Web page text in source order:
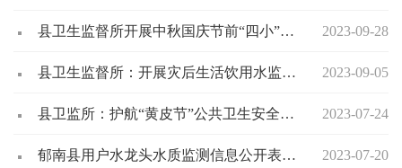
县卫生监督所开展中秋国庆节前“四小”场所专项检查整治行动 2023-09-28
县卫生监督所：开展灾后生活饮用水监督，保障群众饮用水卫生安全 2023-09-05
县卫监所：护航“黄皮节”公共卫生安全，蓝盾卫士这样做 2023-07-24
郁南县用户水龙头水质监测信息公开表（2023年第二季度） 2023-07-20